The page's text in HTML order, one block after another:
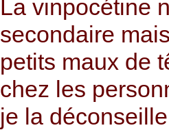
La vinpocétine
secondaire
petits maux de
chez les
je la